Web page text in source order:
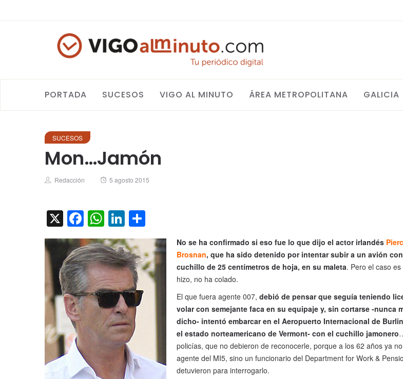
PORTADA SUCESOS VIGO AL MINUTO ÁREA METROPOLITANA GALICIA
SUCESOS
Mon…Jamón
Author
Redacción
Posted
5 agosto 2015
X Facebook
WhatsApp
LinkedIn
No se ha confirmado si eso fue lo que dijo el actor irlandés
Brosnan, que ha sido detenido por intentar subir a un avión
cuchillo de 25 centímetros de hoja, en su maleta. Pero el caso
hizo, no ha colado.
El que fuera agente 007, debió de pensar que seguía teniendo
volar con semejante faca en su equipaje y, sin cortarse -nunca
dicho- intentó embarcar en el Aeropuerto Internacional de
el estado norteamericano de Vermont- con el cuchillo jamonero
policías, que no debieron de reconocerle, porque a los 62 años ya
agente del MI5, sino un funcionario del Department for Work &
detuvieron para interrogarlo.